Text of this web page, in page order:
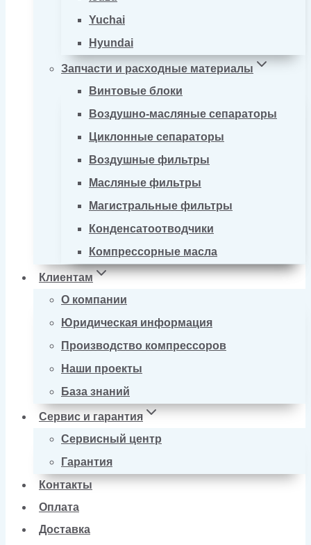
Yuchai
Hyundai
Запчасти и расходные материалы
Винтовые блоки
Воздушно-масляные сепараторы
Циклонные сепараторы
Воздушные фильтры
Масляные фильтры
Магистральные фильтры
Конденсатоотводчики
Компрессорные масла
Клиентам
О компании
Юридическая информация
Производство компрессоров
Наши проекты
База знаний
Сервис и гарантия
Сервисный центр
Гарантия
Контакты
Оплата
Доставка